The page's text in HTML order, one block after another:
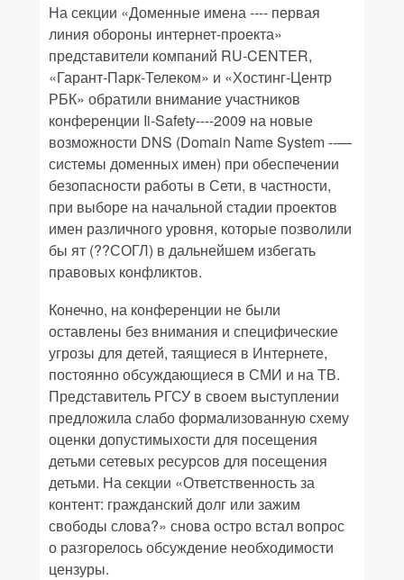
На секции «Доменные имена ---- первая
линия обороны интернет-проекта»
представители компаний RU-CENTER,
«Гарант-Парк-Телеком» и «Хостинг-Центр
РБК» обратили внимание участников
конференции Ii-Safety----2009 на новые
возможности DNS (Domain Name System --—
системы доменных имен) при обеспечении
безопасности работы в Сети, в частности,
при выборе на начальной стадии проектов
имен различного уровня, которые позволили
бы ят (??СОГЛ) в дальнейшем избегать
правовых конфликтов.
Конечно, на конференции не были
оставлены без внимания и специфические
угрозы для детей, таящиеся в Интернете,
постоянно обсуждающиеся в СМИ и на ТВ.
Представитель РГСУ в своем выступлении
предложила слабо формализованную схему
оценки допустимыхости для посещения
детьми сетевых ресурсов для посещения
детьми. На секции «Ответственность за
контент: гражданский долг или зажим
свободы слова?» снова остро встал вопрос
о разгорелось обсуждение необходимости
цензуры.